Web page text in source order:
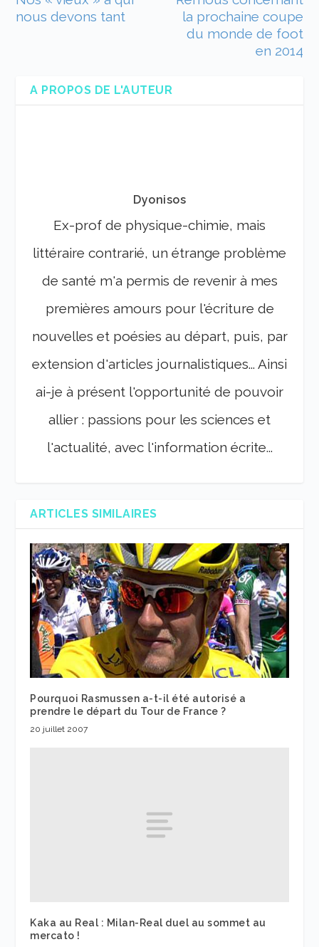
nous devons tant
la prochaine coupe
du monde de foot
en 2014
A PROPOS DE L'AUTEUR
Dyonisos
Ex-prof de physique-chimie, mais
littéraire contrarié, un étrange problème
de santé m'a permis de revenir à mes
premières amours pour l'écriture de
nouvelles et poésies au départ, puis, par
extension d'articles journalistiques... Ainsi
ai-je à présent l'opportunité de pouvoir
allier : passions pour les sciences et
l'actualité, avec l'information écrite...
ARTICLES SIMILAIRES
Pourquoi Rasmussen a-t-il été autorisé a
prendre le départ du Tour de France ?
20 juillet 2007
Kaka au Real : Milan-Real duel au sommet au
mercato !